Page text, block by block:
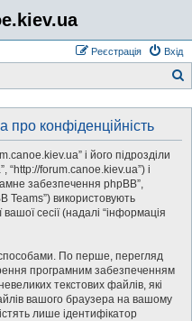
Вхід
Реєстрація
конфіденційність
і його підрозділи
“http://forum.canoe.kiev.ua”) і
забезпечення phpBB”,
Teams”) використовують
сесії (надалі “інформація
По перше, перегляд
програмним забезпеченням
текстових файлів, які
вашого браузера на вашому
лише ідентифікатор